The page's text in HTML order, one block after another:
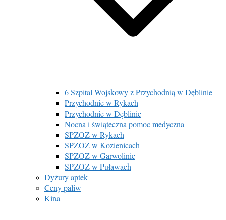
6 Szpital Wojskowy z Przychodnią w Dęblinie
Przychodnie w Rykach
Przychodnie w Dęblinie
Nocna i świąteczna pomoc medyczna
SPZOZ w Rykach
SPZOZ w Kozienicach
SPZOZ w Garwolinie
SPZOZ w Puławach
Dyżury aptek
Ceny paliw
Kina